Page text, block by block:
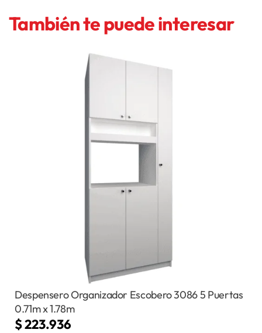
También te puede interesar
Despensero Organizador Escobero 3086 5 Puertas
0.71m x 1.78m
$223.936